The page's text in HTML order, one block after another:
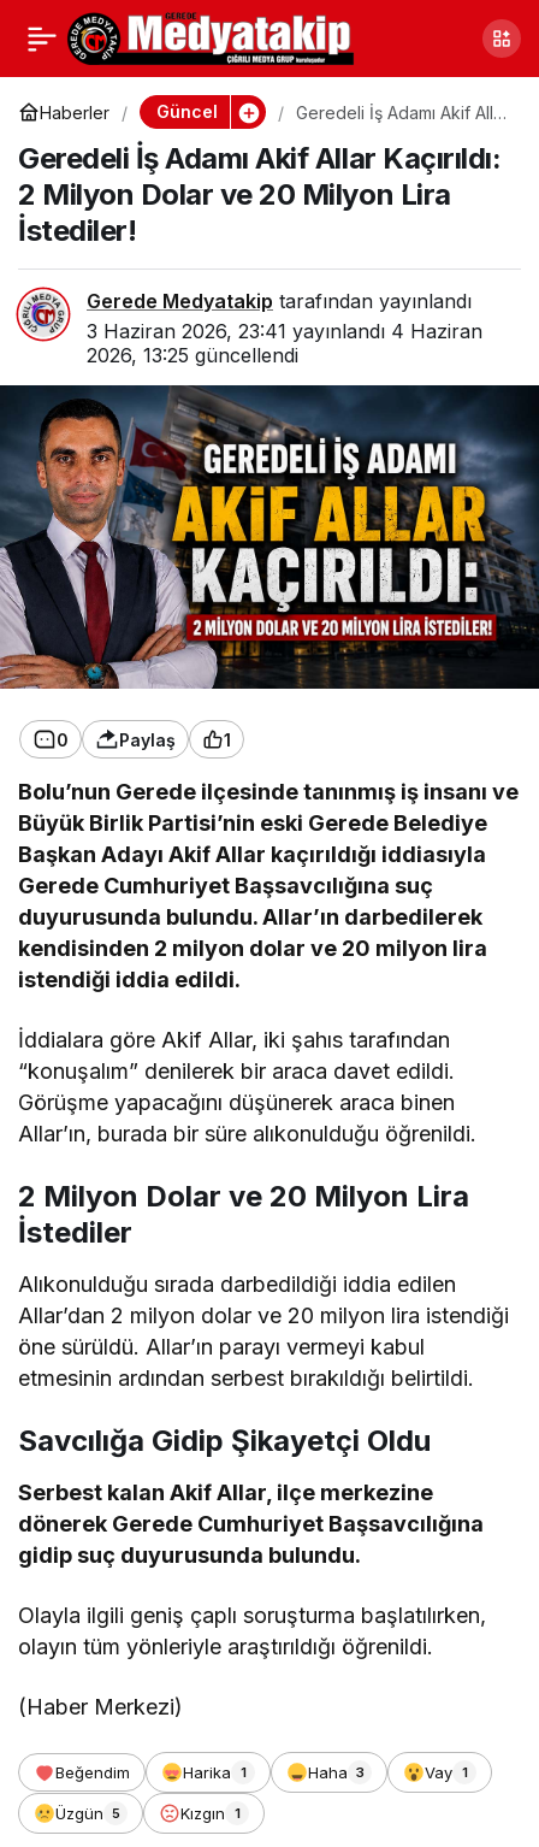
Haberler Güncel
Geredeli İş Adamı Akif Allar
20 Milyon Lira İstediler!
Geredeli İş Adamı Akif Allar Kaçırıldı:
2 Milyon Dolar ve 20 Milyon Lira
İstediler!
Gerede Medyatakip tarafından yayınlandı
3 Haziran 2026, 23:41 yayınlandı 4 Haziran
2026, 13:25 güncellendi
0 Paylaş 1
Bolu’nun Gerede ilçesinde tanınmış iş insanı ve
Büyük Birlik Partisi’nin eski Gerede Belediye
Başkan Adayı Akif Allar kaçırıldığı iddiasıyla
Gerede Cumhuriyet Başsavcılığına suç
duyurusunda bulundu. Allar’ın darbedilerek
kendisinden 2 milyon dolar ve 20 milyon lira
istendiği iddia edildi.
İddialara göre Akif Allar, iki şahıs tarafından
“konuşalım” denilerek bir araca davet edildi.
Görüşme yapacağını düşünerek araca binen
Allar’ın, burada bir süre alıkonulduğu öğrenildi.
2 Milyon Dolar ve 20 Milyon Lira
İstediler
Alıkonulduğu sırada darbedildiği iddia edilen
Allar’dan 2 milyon dolar ve 20 milyon lira istendiği
öne sürüldü. Allar’ın parayı vermeyi kabul
etmesinin ardından serbest bırakıldığı belirtildi.
Savcılığa Gidip Şikayetçi Oldu
Serbest kalan Akif Allar, ilçe merkezine
dönerek Gerede Cumhuriyet Başsavcılığına
gidip suç duyurusunda bulundu.
Olayla ilgili geniş çaplı soruşturma başlatılırken,
olayın tüm yönleriyle araştırıldığı öğrenildi.
(Haber Merkezi)
Beğendim Harika 1 Haha 3 Vay 1
Üzgün 5 Kızgın 1
Gerede’de Deri Toplama
Kavgası: Din Görevlisi
Darp Edildi
Paylaş